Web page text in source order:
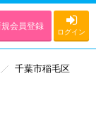
規会員登録
ログイン
千葉市稲毛区